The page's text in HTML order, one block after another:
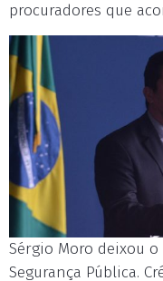
procuradores que
Sérgio Moro deixou
Segurança Pública.